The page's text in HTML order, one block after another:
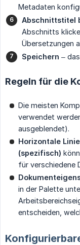
Metadaten
Abschnittstitel
Abschnitts
Übersetzungen
Speichern –
Regeln für die
Die meisten
verwendet
ausgeblendet).
Horizontale Linie
(spezifisch)
für verschiedene
in der Palette
entscheiden,